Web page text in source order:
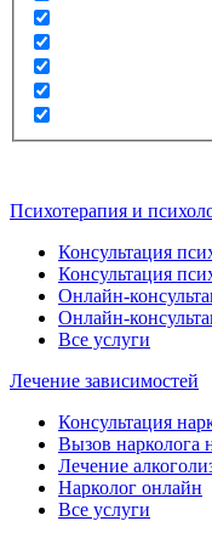
Психотерапия и
Консультация
Консультация
Онлайн-
Онлайн-
Все услуги
Лечение зависимостей
Консультация
Вызов нарколога
Лечение
Нарколог онлайн
Все услуги